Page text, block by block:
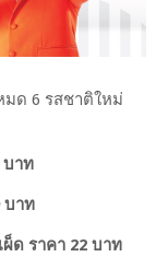
ด 6 รสชาติใหม่
บาท
บาท
ผ็ด ราคา 22 บาท